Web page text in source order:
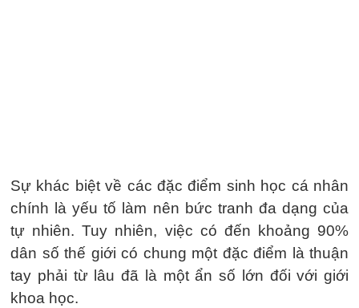
Sự khác biệt về các đặc điểm sinh học cá nhân
chính là yếu tố làm nên bức tranh đa dạng của
tự nhiên. Tuy nhiên, việc có đến khoảng 90%
dân số thế giới có chung một đặc điểm là thuận
tay phải từ lâu đã là một ẩn số lớn đối với giới
khoa học.